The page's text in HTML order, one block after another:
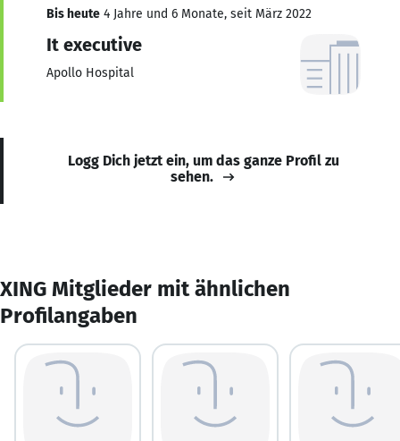
Bis heute 4 Jahre und 6 Monate, seit März 2022
It executive
Apollo Hospital
Logg Dich jetzt ein, um das ganze Profil zu
sehen.
XING Mitglieder mit ähnlichen
Profilangaben